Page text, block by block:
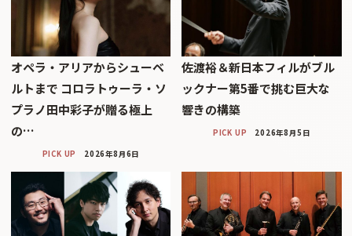
オペラ・アリアからシューベ
ルトまで コロラトゥーラ・ソ
プラノ田中彩子が贈る極上
の…
PICK UP 2026年8月6日
佐渡裕＆新日本フィルがブル
ックナー第5番で挑む巨大な
響きの構築
PICK UP 2026年8月5日